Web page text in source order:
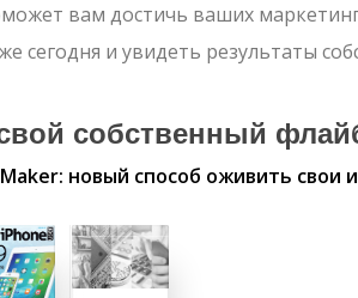
вам достичь ваших
сегодня и увидеть результаты
собственный
новый способ оживить свои